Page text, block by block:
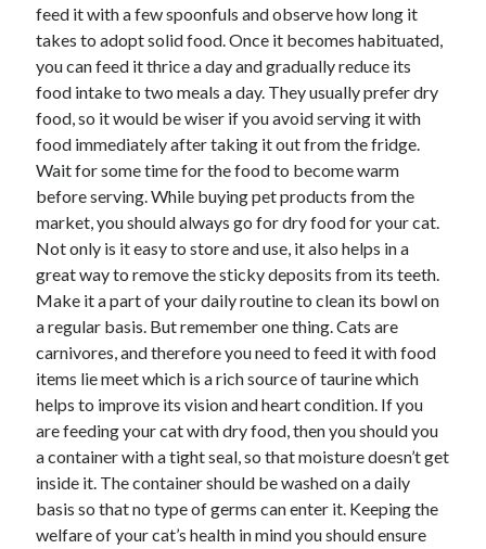
feed it with a few spoonfuls and observe how long it
takes to adopt solid food. Once it becomes habituated,
you can feed it thrice a day and gradually reduce its
food intake to two meals a day. They usually prefer dry
food, so it would be wiser if you avoid serving it with
food immediately after taking it out from the fridge.
Wait for some time for the food to become warm
before serving. While buying pet products from the
market, you should always go for dry food for your cat.
Not only is it easy to store and use, it also helps in a
great way to remove the sticky deposits from its teeth.
Make it a part of your daily routine to clean its bowl on
a regular basis. But remember one thing. Cats are
carnivores, and therefore you need to feed it with food
items lie meet which is a rich source of taurine which
helps to improve its vision and heart condition. If you
are feeding your cat with dry food, then you should you
a container with a tight seal, so that moisture doesn’t get
inside it. The container should be washed on a daily
basis so that no type of germs can enter it. Keeping the
welfare of your cat’s health in mind you should ensure